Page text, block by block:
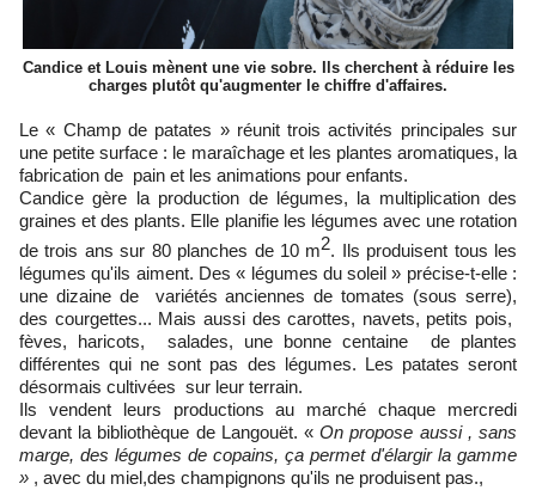
Candice et Louis mènent une vie sobre. Ils cherchent à réduire les
charges plutôt qu'augmenter le chiffre d'affaires.
Le « Champ de patates » réunit trois activités principales sur
une petite surface : le maraîchage et les plantes aromatiques, la
fabrication de pain et les animations pour enfants.
Candice gère la production de légumes, la multiplication des
graines et des plants. Elle planifie les légumes avec une rotation
de trois ans sur 80 planches de 10 m2. Ils produisent tous les
légumes qu'ils aiment. Des « légumes du soleil » précise-t-elle :
une dizaine de variétés anciennes de tomates (sous serre),
des courgettes... Mais aussi des carottes, navets, petits pois,
fèves, haricots, salades, une bonne centaine de plantes
différentes qui ne sont pas des légumes. Les patates seront
désormais cultivées sur leur terrain.
Ils vendent leurs productions au marché chaque mercredi
devant la bibliothèque de Langouët. « On propose aussi , sans
marge, des légumes de copains, ça permet d'élargir la gamme
» , avec du miel,des champignons qu'ils ne produisent pas.,